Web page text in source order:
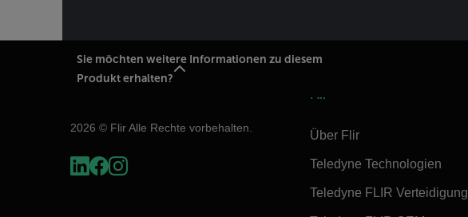
Sie möchten weitere Informationen zu diesem
Produkt erhalten?
2026 © Flir Alle Rechte vorbehalten.
Flir
Über Flir
Teledyne Technologien
Teledyne FLIR Verteidigung